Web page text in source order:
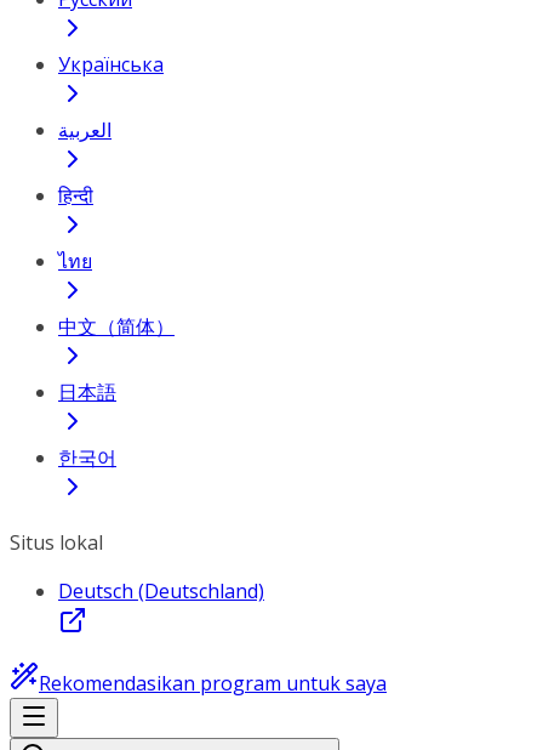
Українська
العربية
हिन्दी
ไทย
中文（简体）
日本語
한국어
Situs lokal
Deutsch (Deutschland)
Rekomendasikan program untuk saya